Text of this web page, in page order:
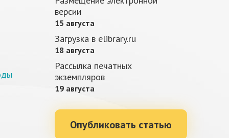
версии
15 августа
Загрузка в elibrary.ru
18 августа
Рассылка печатных
экземпляров
19 августа
Опубликовать статью